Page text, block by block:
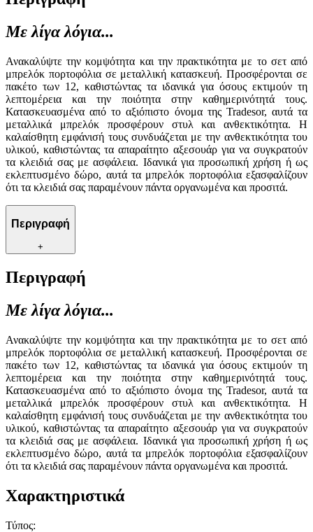
Με λίγα λόγια...
Ανακαλύψτε την κομψότητα και την πρακτικότητα με το σετ από
μπρελόκ πορτοφόλια σε μεταλλική κατασκευή. Προσφέρονται σε
πακέτο των 12, καθιστώντας τα ιδανικά για όσους εκτιμούν τη
λεπτομέρεια και την ποιότητα στην καθημερινότητά τους.
Κατασκευασμένα από το αξιόπιστο όνομα της Tradesor, αυτά τα
μεταλλικά μπρελόκ προσφέρουν στυλ και ανθεκτικότητα. Η
καλαίσθητη εμφάνισή τους συνδυάζεται με την ανθεκτικότητα του
υλικού, καθιστώντας τα απαραίτητο αξεσουάρ για να συγκρατούν
τα κλειδιά σας με ασφάλεια. Ιδανικά για προσωπική χρήση ή ως
εκλεπτυσμένο δώρο, αυτά τα μπρελόκ πορτοφόλια εξασφαλίζουν
ότι τα κλειδιά σας παραμένουν πάντα οργανωμένα και προσιτά.
Περιγραφή
+
Περιγραφή
Με λίγα λόγια...
Ανακαλύψτε την κομψότητα και την πρακτικότητα με το σετ από
μπρελόκ πορτοφόλια σε μεταλλική κατασκευή. Προσφέρονται σε
πακέτο των 12, καθιστώντας τα ιδανικά για όσους εκτιμούν τη
λεπτομέρεια και την ποιότητα στην καθημερινότητά τους.
Κατασκευασμένα από το αξιόπιστο όνομα της Tradesor, αυτά τα
μεταλλικά μπρελόκ προσφέρουν στυλ και ανθεκτικότητα. Η
καλαίσθητη εμφάνισή τους συνδυάζεται με την ανθεκτικότητα του
υλικού, καθιστώντας τα απαραίτητο αξεσουάρ για να συγκρατούν
τα κλειδιά σας με ασφάλεια. Ιδανικά για προσωπική χρήση ή ως
εκλεπτυσμένο δώρο, αυτά τα μπρελόκ πορτοφόλια εξασφαλίζουν
ότι τα κλειδιά σας παραμένουν πάντα οργανωμένα και προσιτά.
Χαρακτηριστικά
Τύπος: